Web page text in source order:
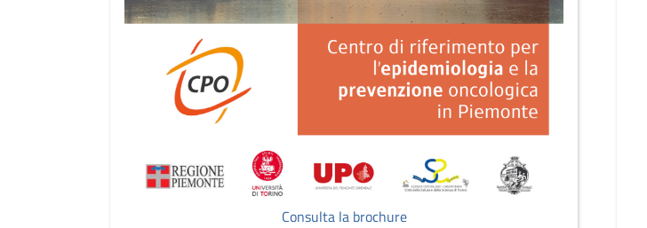
Consulta la brochure